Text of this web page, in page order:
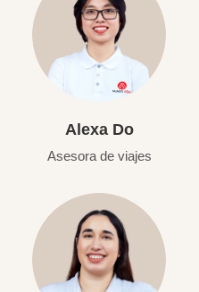
Alexa Do
Asesora de viajes